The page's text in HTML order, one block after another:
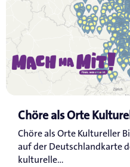
Chöre als Orte
Chöre als Orte Kultureller
auf der Deutschlandkarte
kulturelle...